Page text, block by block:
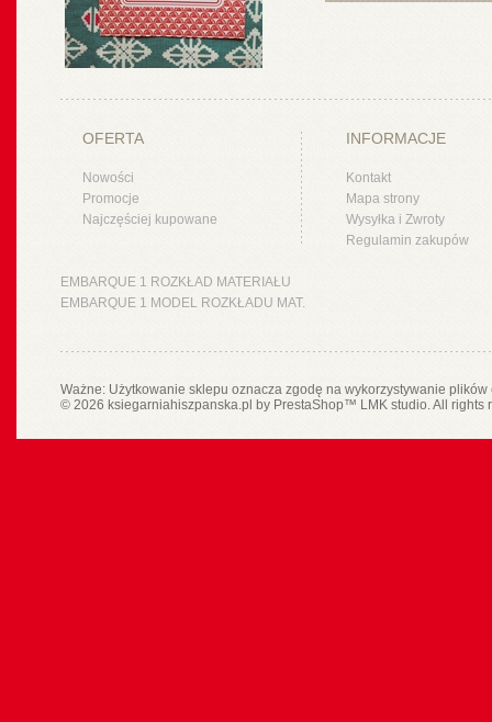
OFERTA
Nowości
Promocje
Najczęściej kupowane
INFORMACJE
Kontakt
Mapa strony
Wysyłka i Zwroty
Regulamin zakupów
EMBARQUE 1 ROZKŁAD MATERIAŁU
EMBARQUE 1 MODEL ROZKŁADU MAT.
Ważne: Użytkowanie sklepu oznacza zgodę na wykorzystywanie
© 2026 ksiegarniahiszpanska.pl by PrestaShop™ LMK studio. All rights